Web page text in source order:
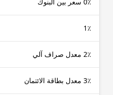
1٪
2٪ معدل صراف آلي
3٪ معدل بطاقة الائتمان